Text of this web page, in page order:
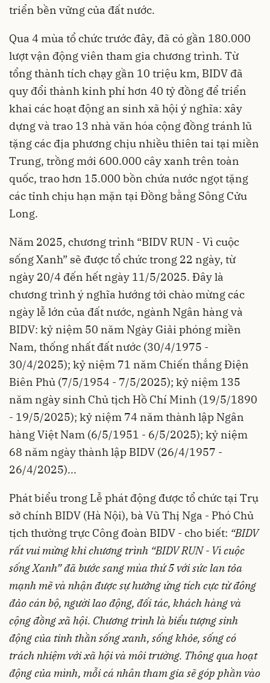
triển bền vững của đất nước.
Qua 4 mùa tổ chức trước đây, đã có gần 180.000
lượt vận động viên tham gia chương trình. Từ
tổng thành tích chạy gần 10 triệu km, BIDV đã
quy đổi thành kinh phí hơn 40 tỷ đồng để triển
khai các hoạt động an sinh xã hội ý nghĩa: xây
dựng và trao 13 nhà văn hóa cộng đồng tránh lũ
tặng các địa phương chịu nhiều thiên tai tại miền
Trung, trồng mới 600.000 cây xanh trên toàn
quốc, trao hơn 15.000 bồn chứa nước ngọt tặng
các tỉnh chịu hạn mặn tại Đồng bằng Sông Cửu
Long.
Năm 2025, chương trình “BIDV RUN - Vì cuộc
sống Xanh” sẽ được tổ chức trong 22 ngày, từ
ngày 20/4 đến hết ngày 11/5/2025. Đây là
chương trình ý nghĩa hướng tới chào mừng các
ngày lễ lớn của đất nước, ngành Ngân hàng và
BIDV: kỷ niệm 50 năm Ngày Giải phóng miền
Nam, thống nhất đất nước (30/4/1975 -
30/4/2025); kỷ niệm 71 năm Chiến thắng Điện
Biên Phủ (7/5/1954 - 7/5/2025); kỷ niệm 135
năm ngày sinh Chủ tịch Hồ Chí Minh (19/5/1890
- 19/5/2025); kỷ niệm 74 năm thành lập Ngân
hàng Việt Nam (6/5/1951 - 6/5/2025); kỷ niệm
68 năm ngày thành lập BIDV (26/4/1957 -
26/4/2025)...
Phát biểu trong Lễ phát động được tổ chức tại Trụ
sở chính BIDV (Hà Nội), bà Vũ Thị Nga - Phó Chủ
tịch thường trực Công đoàn BIDV - cho biết: “BIDV
rất vui mừng khi chương trình “BIDV RUN - Vì cuộc
sống Xanh” đã bước sang mùa thứ 5 với sức lan tỏa
mạnh mẽ và nhận được sự hưởng ứng tích cực từ đông
đảo cán bộ, người lao động, đối tác, khách hàng và
cộng đồng xã hội. Chương trình là biểu tượng sinh
động của tinh thần sống xanh, sống khỏe, sống có
trách nhiệm với xã hội và môi trường. Thông qua hoạt
động của mình, mỗi cá nhân tham gia sẽ góp phần vào